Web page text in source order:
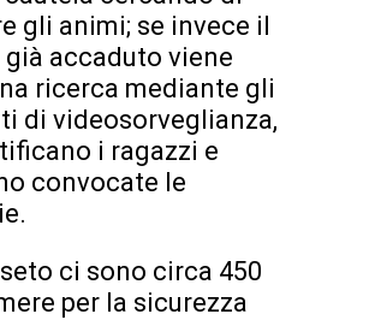
gli animi; se invece il
accaduto viene
ricerca mediante gli
di videosorveglianza,
i ragazzi e
convocate le
ci sono circa 450
per la sicurezza